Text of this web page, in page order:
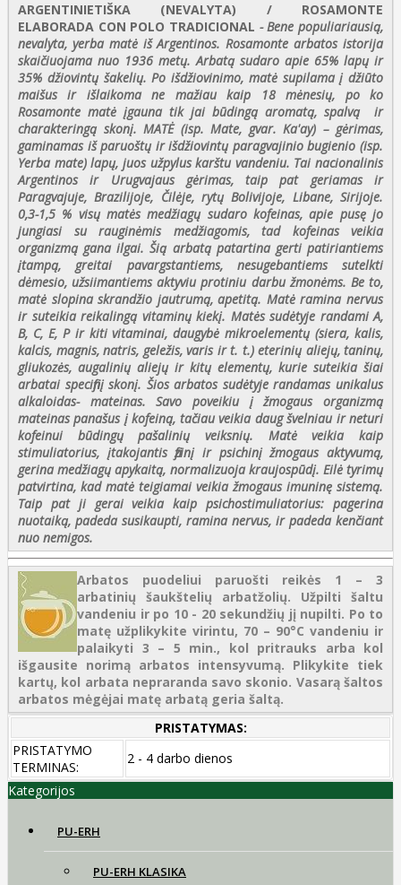
ARGENTINIETIŠKA (NEVALYTA) / ROSAMONTE
ELABORADA CON POLO TRADICIONAL - Bene populiariausią,
nevalyta, yerba matė iš Argentinos. Rosamonte arbatos istorija
skaičiuojama nuo 1936 metų. Arbatą sudaro apie 65% lapų ir
35% džiovintų šakelių. Po išdžiovinimo, matė supilama į džiūto
maišus ir išlaikoma ne mažiau kaip 18 mėnesių, po ko
Rosamonte matė įgauna tik jai būdingą aromatą, spalvą ir
charakteringą skonį. MATĖ (isp. Mate, gvar. Ka'ay) – gėrimas,
gaminamas iš paruoštų ir išdžiovintų paragvajinio bugienio (isp.
Yerba mate) lapų, juos užpylus karštu vandeniu. Tai nacionalinis
Argentinos ir Urugvajaus gėrimas, taip pat geriamas ir
Paragvajuje, Brazilijoje, Čilėje, rytų Bolivijoje, Libane, Sirijoje.
0,3-1,5 % visų matės medžiagų sudaro kofeinas, apie pusę jo
jungiasi su rauginėmis medžiagomis, tad kofeinas veikia
organizmą gana ilgai. Šią arbatą patartina gerti patiriantiems
įtampą, greitai pavargstantiems, nesugebantiems sutelkti
dėmesio, užsiimantiems aktyviu protiniu darbu žmonėms. Be to,
matė slopina skrandžio jautrumą, apetitą. Matė ramina nervus
ir suteikia reikalingą vitaminų kiekį. Matės sudėtyje randami A,
B, C, E, P ir kiti vitaminai, daugybė mikroelementų (siera, kalis,
kalcis, magnis, natris, geležis, varis ir t. t.) eterinių aliejų, taninų,
gliukozės, augalinių aliejų ir kitų elementų, kurie suteikia šiai
arbatai specifinį skonį. Šios arbatos sudėtyje randamas unikalus
alkaloidas- mateinas. Savo poveikiu į žmogaus organizmą
mateinas panašus į kofeiną, tačiau veikia daug švelniau ir neturi
kofeinui būdingų pašalinių veiksnių. Matė veikia kaip
stimuliatorius, įtakojantis fizinį ir psichinį žmogaus aktyvumą,
gerina medžiagų apykaitą, normalizuoja kraujospūdį. Eilė tyrimų
patvirtina, kad matė teigiamai veikia žmogaus imuninę sistemą.
Taip pat ji gerai veikia kaip psichostimuliatorius: pagerina
nuotaiką, padeda susikaupti, ramina nervus, ir padeda kenčiant
nuo nemigos.
Arbatos puodeliui paruošti reikės 1 – 3
arbatinių šaukštelių arbatžolių. Užpilti šaltu
vandeniu ir po 10 - 20 sekundžių jį nupilti. Po to
matę užplikykite virintu, 70 – 90°C vandeniu ir
palaikyti 3 – 5 min., kol pritrauks arba kol
išgausite norimą arbatos intensyvumą. Plikykite tiek
kartų, kol arbata nepraranda savo skonio. Vasarą šaltos
arbatos mėgėjai matę arbatą geria šaltą.
PRISTATYMAS:
PRISTATYMO
TERMINAS:
2 - 4 darbo dienos
Kategorijos
PU-ERH
PU-ERH KLASIKA